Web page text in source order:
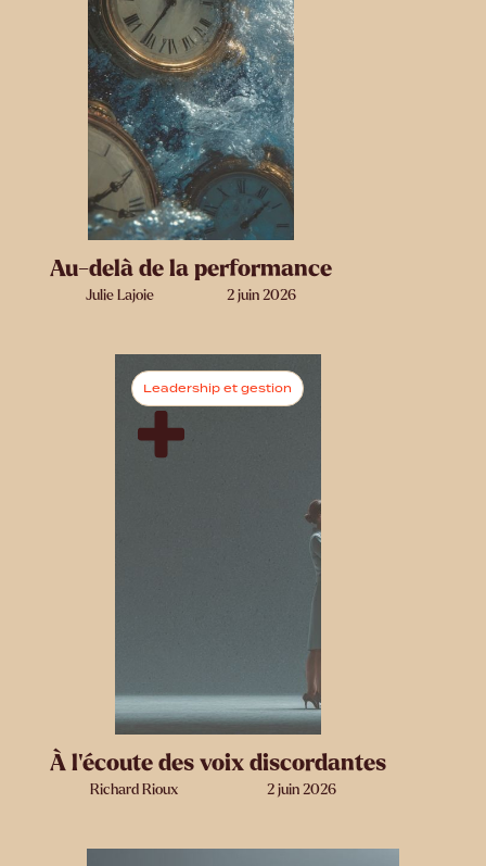
Au-delà de la performance
Julie Lajoie 2 juin 2026
Leadership et gestion
À l’écoute des voix discordantes
Richard Rioux 2 juin 2026